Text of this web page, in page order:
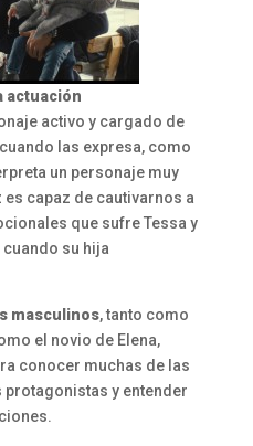
actuación
activo y cargado de
las expresa, como
un personaje muy
capaz de cautivarnos a
que sufre Tessa y
su hija
masculinos, tanto como
el novio de Elena,
conocer muchas de las
y entender